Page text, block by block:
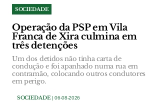
SOCIEDADE
Operação da PSP em Vila
Franca de Xira culmina em
três detenções
Um dos detidos não tinha carta de
condução e foi apanhado numa rua em
contramão, colocando outros condutores
em perigo.
SOCIEDADE| 06-08-2026